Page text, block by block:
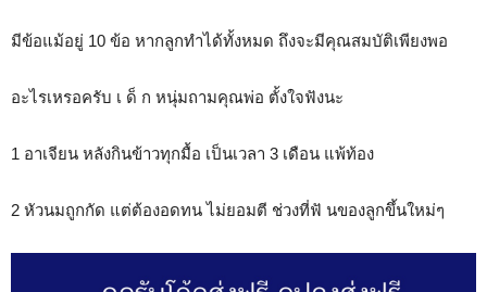
มีข้อแม้อยู่ 10 ข้อ หากลูกทำได้ทั้งหมด ถึงจะมีคุณสมบัติเพียงพอ
อะไรเหรอครับ เ ด็ ก หนุ่มถามคุณพ่อ ตั้งใจฟังนะ
1 อาเจียน หลังกินข้าวทุกมื้อ เป็นเวลา 3 เดือน แพ้ท้อง
2 หัวนมถูกกัด แต่ต้องอดทน ไม่ยอมตี ช่วงที่ฟั นของลูกขึ้นใหม่ๆ